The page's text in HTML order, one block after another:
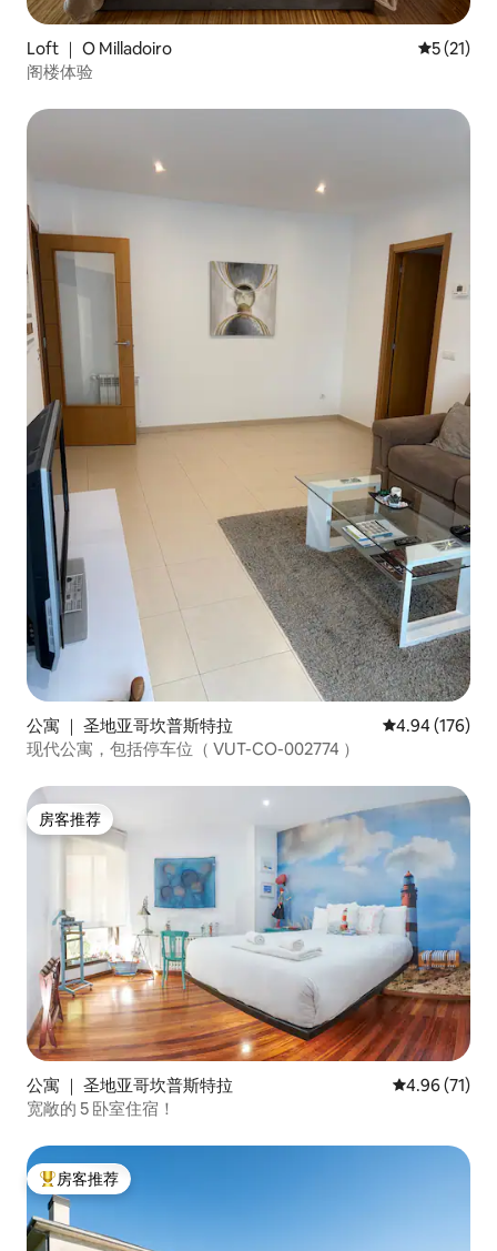
Loft ｜ O Milladoiro 平均评分
5 (21)
阁楼体验
公寓 ｜ 圣地亚哥坎普斯特拉 平均评分 4.94
4.94 (176)
现代公寓，包括停车位（ VUT-CO-002774 ）
房客推荐
房客推荐
公寓 ｜ 圣地亚哥坎普斯特拉 平均评分
4.96 (71)
宽敞的 5 卧室住宿！
热门「房客推荐」
房客推荐